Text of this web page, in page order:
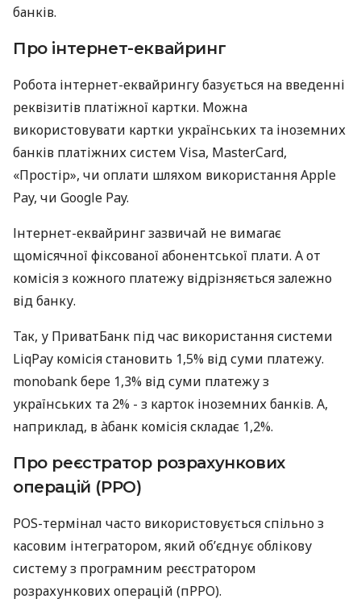
банків.
Про інтернет-еквайринг
Робота інтернет-еквайрингу базується на введенні
реквізитів платіжної картки. Можна
використовувати картки українських та іноземних
банків платіжних систем Visa, MasterCard,
«Простір», чи оплати шляхом використання Apple
Pay, чи Google Pay.
Інтернет-еквайринг зазвичай не вимагає
щомісячної фіксованої абонентської плати. А от
комісія з кожного платежу відрізняється залежно
від банку.
Так, у ПриватБанк під час використання системи
LiqPay комісія становить 1,5% від суми платежу.
monobank бере 1,3% від суми платежу з
українських та 2% - з карток іноземних банків. А,
наприклад, в àбанк комісія складає 1,2%.
Про реєстратор розрахункових
операцій (РРО)
POS-термінал часто використовується спільно з
касовим інтегратором, який об’єднує облікову
систему з програмним реєстратором
розрахункових операцій (пРРО).